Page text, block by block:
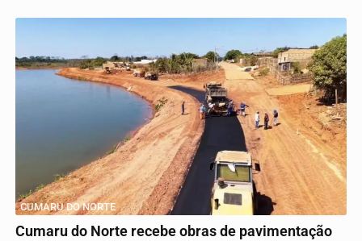
CUMARU DO NORTE
Cumaru do Norte recebe obras de pavimentação